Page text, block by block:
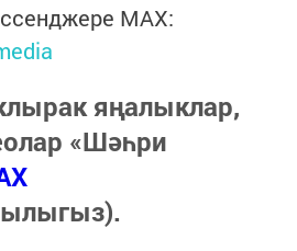
MАХ:
яңалыклар,
«Шәһри